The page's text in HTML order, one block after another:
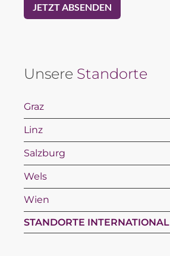
Unsere Standorte
Graz
Linz
Salzburg
Wels
Wien
STANDORTE INTERNATIONAL